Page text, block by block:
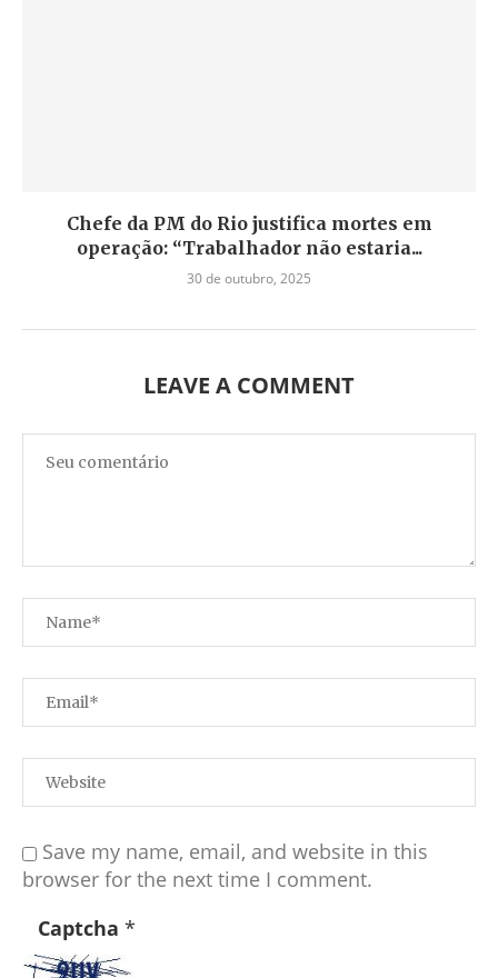
Chefe da PM do Rio justifica mortes em
operação: “Trabalhador não estaria...
30 de outubro, 2025
LEAVE A COMMENT
Save my name, email, and website in this
browser for the next time I comment.
Captcha *